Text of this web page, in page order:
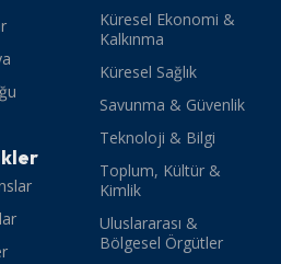
Küresel Ekonomi &
Kalkınma
Küresel Sağlık
Savunma & Güvenlik
Teknoloji & Bilgi
Toplum, Kültür &
Kimlik
Uluslararası &
Bölgesel Örgütler